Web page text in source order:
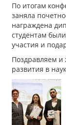
По итогам
заняла
награждена
студентам
участия и
Поздравляем
развития в